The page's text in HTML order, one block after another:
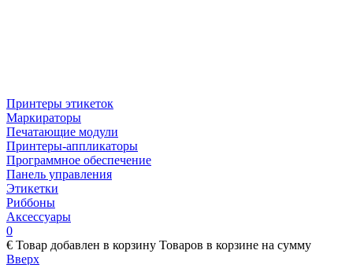
Принтеры этикеток
Маркираторы
Печатающие модули
Принтеры-аппликаторы
Программное обеспечение
Панель управления
Этикетки
Риббоны
Аксессуары
0
€ Товар добавлен в корзину Товаров в корзине на сумму
Вверх